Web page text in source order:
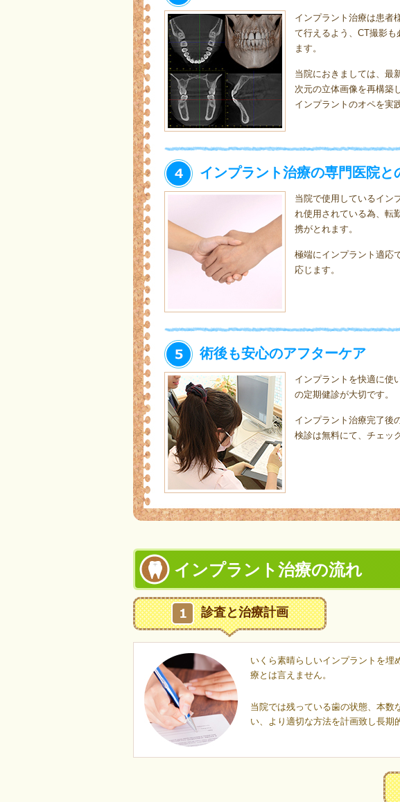
インプラント治療は患者
て行えるよう、CT撮影も
ます。
当院におきましては、最
次元の立体画像を再構築
インプラントのオペを実
インプラント治療の専門医院と
当院で使用しているイン
れ使用されている為、転
携がとれます。
極端にインプラント適応
応じます。
術後も安心のアフターケア
インプラントを快適に使
の定期健診が大切です。
インプラント治療完了後
検診は無料にて、チェッ
インプラント治療の流れ
診査と治療計画
いくら素晴らしいインプラントを埋
療とは言えません。
当院では残っている歯の状態、本数
い、より適切な方法を計画致し長期